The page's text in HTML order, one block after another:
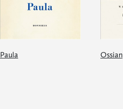
Paula Ossian